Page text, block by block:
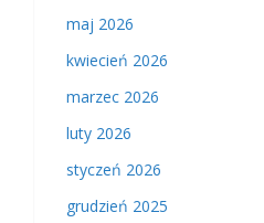
maj 2026
kwiecień 2026
marzec 2026
luty 2026
styczeń 2026
grudzień 2025